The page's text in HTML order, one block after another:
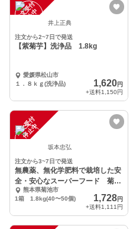
注
文
受
付
停
止
中 井上正典
注文から2~7日で発送
【紫菊芋】洗浄品 1.8kg
愛媛県松山市
１．８ｋｇ(洗浄品)
1,620円
+送料1,150円
注
文
受
付
停
止
中
坂本忠弘
注文から3~7日で発送
無農薬、無化学肥料で栽培した安
全・安心なスーパーフード 菊
芋熊本県菊池市
1箱 1.8kg(40〜50個)
1,728円
+送料1,111円